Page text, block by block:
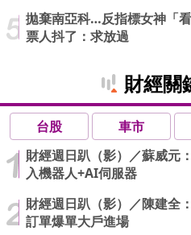
拋棄南亞科…反指標女神「
票人抖了：求放過
財經關
台股 車市
財經週日趴（影）／蘇威元
入機器人+AI伺服器
財經週日趴（影）／陳建全
訂單爆單大戶進場